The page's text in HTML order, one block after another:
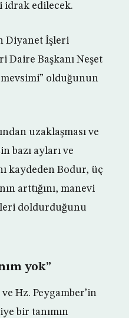
idrak edilecek.
Diyanet İşleri
Daire Başkanı Neşet
olduğunun
uzaklaşması ve
bazı ayları ve
kaydeden Bodur, üç
arttığını, manevi
doldurduğunu
yok”
Hz. Peygamber’in
bir tanımın